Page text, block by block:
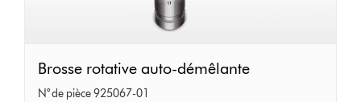
Brosse
rotative
Brosse rotative auto-démêlante
N° de pièce 925067-01